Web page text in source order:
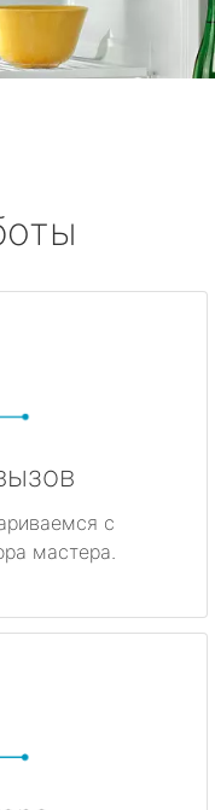
с
мастера.